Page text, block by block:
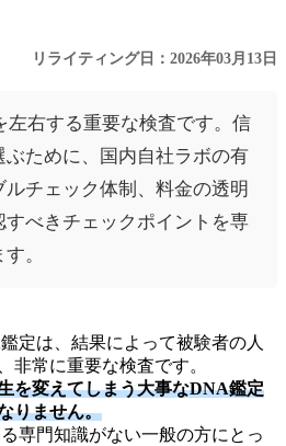
リライティング日：2026年03月13日
左右する重要な検査です。信
ために、国内自社ラボの有
チェック体制、料金の透明
べきチェックポイントを専
。
定は、結果によって被験者の人
非常に重要な検査です。
を変えてしまう大事なDNA鑑定
りません。
専門知識がない一般の方にとっ